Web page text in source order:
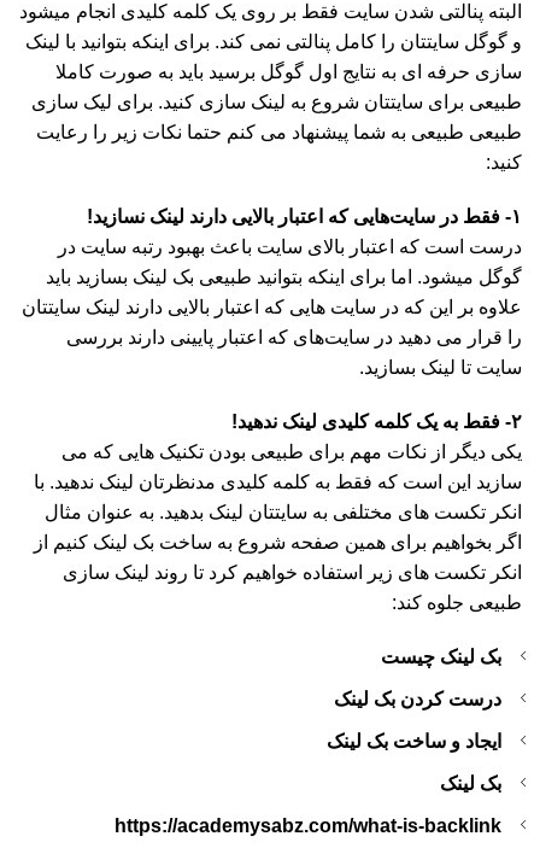
البته پنالتی شدن سایت فقط بر روی یک کلمه کلیدی انجام میشود
و گوگل سایتتان را کامل پنالتی نمی کند. برای اینکه بتوانید با لینک
سازی حرفه ای به نتایج اول گوگل برسید باید به صورت کاملا
طبیعی برای سایتتان شروع به لینک سازی کنید. برای لیک سازی
طبیعی طبیعی به شما پیشنهاد می کنم حتما نکات زیر را رعایت
کنید:
۱- فقط در سایت‌هایی که اعتبار بالایی دارند لینک نسازید!
درست است که اعتبار بالای سایت باعث بهبود رتبه سایت در
گوگل میشود. اما برای اینکه بتوانید طبیعی بک لینک بسازید باید
علاوه بر این که در سایت هایی که اعتبار بالایی دارند لینک سایتتان
را قرار می دهید در سایت‌های که اعتبار پایینی دارند بررسی
سایت تا لینک بسازید.
۲- فقط به یک کلمه کلیدی لینک ندهید!
یکی دیگر از نکات مهم برای طبیعی بودن تکنیک هایی که می
سازید این است که فقط به کلمه کلیدی مدنظرتان لینک ندهید. با
انکر تکست های مختلفی به سایتتان لینک بدهید. به عنوان مثال
اگر بخواهیم برای همین صفحه شروع به ساخت بک لینک کنیم از
انکر تکست های زیر استفاده خواهیم کرد تا روند لینک سازی
طبیعی جلوه کند:
بک لینک چیست
درست کردن بک لینک
ایجاد و ساخت بک لینک
بک لینک
https://academysabz.com/what-is-backlink